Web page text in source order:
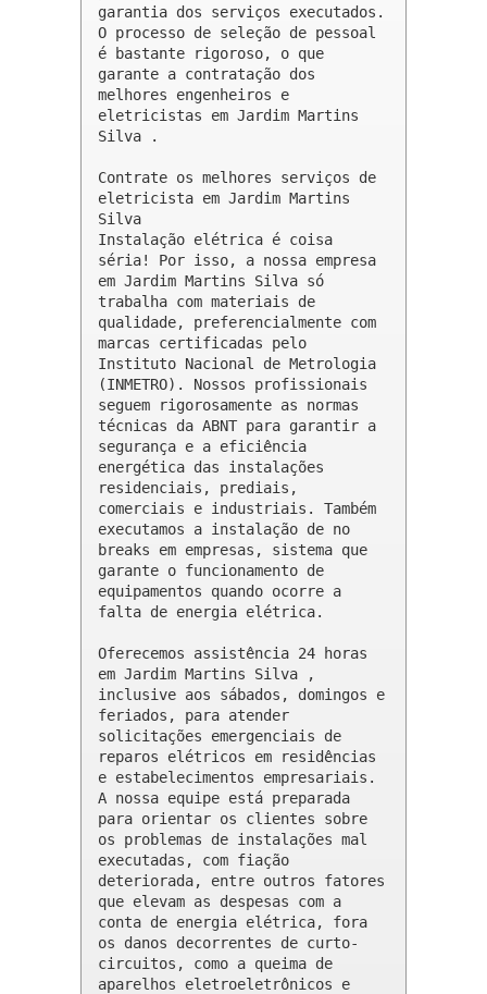
garantia dos serviços executados.
O processo de seleção de pessoal
é bastante rigoroso, o que
garante a contratação dos
melhores engenheiros e
eletricistas em Jardim Martins
Silva .
Contrate os melhores serviços de
eletricista em Jardim Martins
Silva
Instalação elétrica é coisa
séria! Por isso, a nossa empresa
em Jardim Martins Silva só
trabalha com materiais de
qualidade, preferencialmente com
marcas certificadas pelo
Instituto Nacional de Metrologia
(INMETRO). Nossos profissionais
seguem rigorosamente as normas
técnicas da ABNT para garantir a
segurança e a eficiência
energética das instalações
residenciais, prediais,
comerciais e industriais. Também
executamos a instalação de no
breaks em empresas, sistema que
garante o funcionamento de
equipamentos quando ocorre a
falta de energia elétrica.
Oferecemos assistência 24 horas
em Jardim Martins Silva ,
inclusive aos sábados, domingos e
feriados, para atender
solicitações emergenciais de
reparos elétricos em residências
e estabelecimentos empresariais.
A nossa equipe está preparada
para orientar os clientes sobre
os problemas de instalações mal
executadas, com fiação
deteriorada, entre outros fatores
que elevam as despesas com a
conta de energia elétrica, fora
os danos decorrentes de curto-
circuitos, como a queima de
aparelhos eletroeletrônicos e